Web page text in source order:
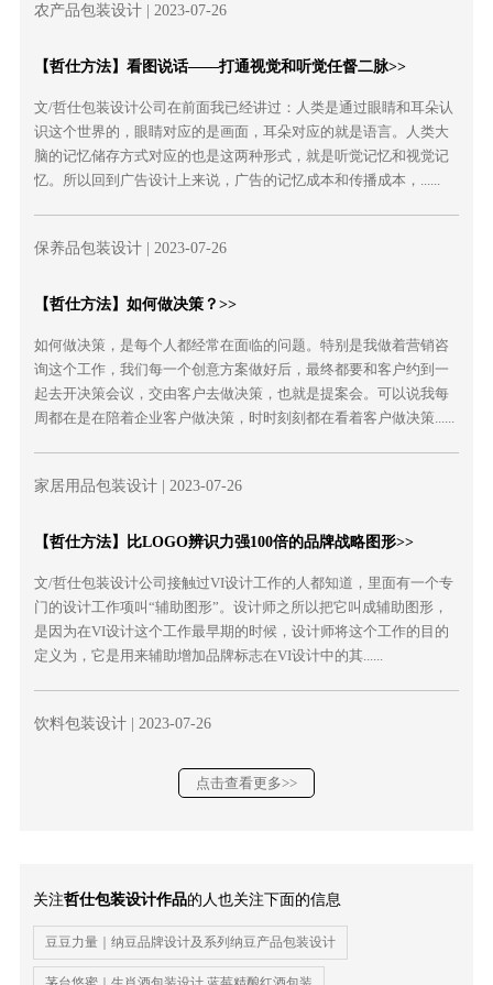
农产品包装设计| 2023-07-26
【哲仕方法】看图说话——打通视觉和听觉任督二脉>>
文/哲仕包装设计公司在前面我已经讲过：人类是通过眼睛和耳朵认
识这个世界的，眼睛对应的是画面，耳朵对应的就是语言。人类大
脑的记忆储存方式对应的也是这两种形式，就是听觉记忆和视觉记
忆。所以回到广告设计上来说，广告的记忆成本和传播成本，......
保养品包装设计| 2023-07-26
【哲仕方法】如何做决策？>>
如何做决策，是每个人都经常在面临的问题。特别是我做着营销咨
询这个工作，我们每一个创意方案做好后，最终都要和客户约到一
起去开决策会议，交由客户去做决策，也就是提案会。可以说我每
周都在是在陪着企业客户做决策，时时刻刻都在看着客户做决策......
家居用品包装设计| 2023-07-26
【哲仕方法】比LOGO辨识力强100倍的品牌战略图形>>
文/哲仕包装设计公司接触过VI设计工作的人都知道，里面有一个专
门的设计工作项叫“辅助图形”。设计师之所以把它叫成辅助图形，
是因为在VI设计这个工作最早期的时候，设计师将这个工作的目的
定义为，它是用来辅助增加品牌标志在VI设计中的其......
饮料包装设计| 2023-07-26
点击查看更多>>
关注哲仕包装设计作品的人也关注下面的信息
豆豆力量｜纳豆品牌设计及系列纳豆产品包装设计